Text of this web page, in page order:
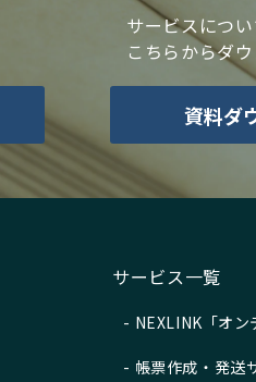
サービスにつ
こちらからダ
資料ダ
サービス一覧
NEXLINK「オン
帳票作成・発送